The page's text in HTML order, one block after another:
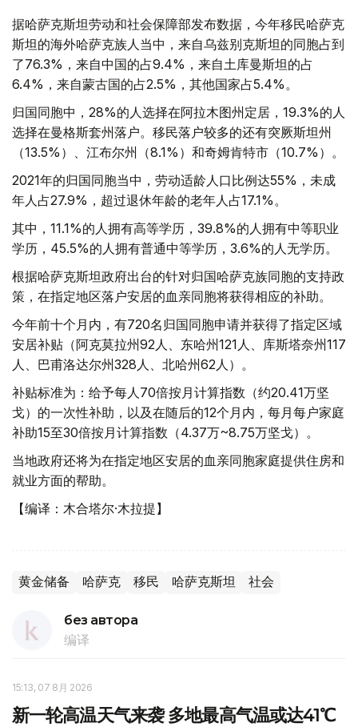
据哈萨克斯坦劳动和社会保障部发布数据，今年移民哈萨克
斯坦的海外哈萨克族人当中，来自乌兹别克斯坦的同胞占到
了76.3%，来自中国的占9.4%，来自土库曼斯坦的占
6.4%，来自蒙古国的占2.5%，其他国家占5.4%。
归国同胞中，28%的人选择在阿拉木图州定居，19.3%的人
选择在曼格斯套州落户。移民落户较多的还有突厥斯坦州
（13.5%）、江布尔州（8.1%）和奇姆肯特市（10.7%）。
2021年的归国同胞当中，劳动适龄人口比例达55%，未成
年人占27.9%，超过退休年龄的老年人占17.1%。
其中，11.1%的人拥有高等学历，39.8%的人拥有中等职业
学历，45.5%的人拥有普通中等学历，3.6%的人无学历。
根据哈萨克斯坦政府出台的针对归国哈萨克族同胞的支持政
策，在指定地区落户安居的血亲同胞将获得相应的补助。
今年前十个月内，有720名归国同胞申请并获得了指定区域
安居补贴（阿克莫拉州92人、东哈州121人、库斯塔奈州117
人、巴甫洛达尔州328人、北哈州62人）。
补贴标准为：给予每人70倍按月计算指数（约20.41万坚
戈）的一次性补助，以及在随后的12个月内，每月每户家庭
补助15至30倍按月计算指数（4.37万~8.75万坚戈）。
当地政府还将为在指定地区安居的血亲同胞家庭提供住房和
就业方面的帮助。
【编译：木合塔尔·木拉提】
黄金储备 哈萨克 移民 哈萨克斯坦 社会
без автора
编译
15:13, 07 8月 2026
新一轮高温天气来袭 多地最高气温或达41℃